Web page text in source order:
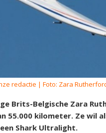
redactie | Foto: Zara
Brits-Belgische Zara
55.000 kilometer. Ze wil
Shark Ultralight.